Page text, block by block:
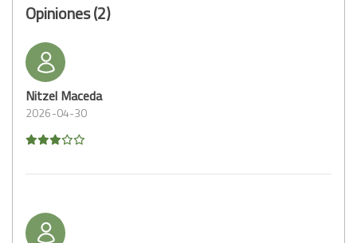
Opiniones (2)
Nitzel Maceda
2026-04-30